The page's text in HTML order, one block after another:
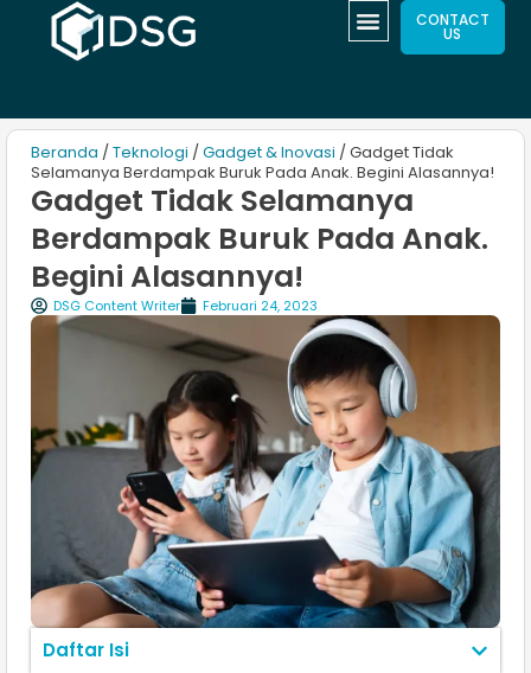
CONTACT
US
Beranda / Teknologi / Gadget & Inovasi / Gadget Tidak
Selamanya Berdampak Buruk Pada Anak. Begini Alasannya!
Gadget Tidak Selamanya
Berdampak Buruk Pada Anak.
Begini Alasannya!
DSG Content Writer Februari 24, 2023
Daftar Isi